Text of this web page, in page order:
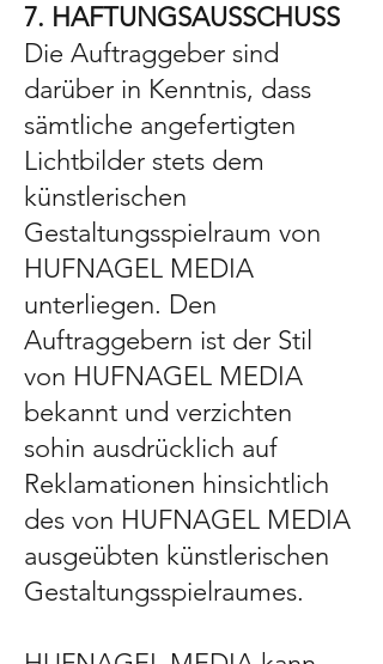
7. HAFTUNGSAUSSCHUSS
Die Auftraggeber sind
darüber in Kenntnis, dass
sämtliche angefertigten
Lichtbilder stets dem
künstlerischen
Gestaltungsspielraum von
HUFNAGEL MEDIA
unterliegen. Den
Auftraggebern ist der Stil
von HUFNAGEL MEDIA
bekannt und verzichten
sohin ausdrücklich auf
Reklamationen hinsichtlich
des von HUFNAGEL MEDIA
ausgeübten künstlerischen
Gestaltungsspielraumes.